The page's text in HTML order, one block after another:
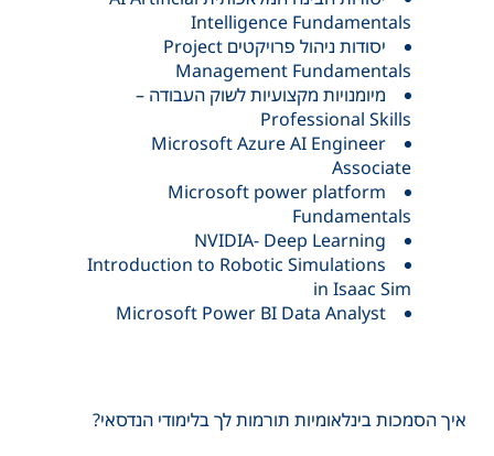
Intelligence Fundamentals
יסודות ניהול פרויקטים​ Project
Management Fundamentals​
מיומנויות מקצועיות לשוק העבודה –
Professional Skills
Microsoft Azure AI Engineer
Associate​
Microsoft power platform
Fundamentals​
NVIDIA- Deep Learning
Introduction to Robotic Simulations
in Isaac Sim​
Microsoft Power BI Data Analyst​
איך הסמכות בינלאומיות תורמות לך בלימודי הנדסאי?